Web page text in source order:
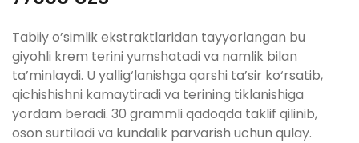
Tabiiy o’simlik ekstraktlaridan tayyorlangan bu
giyohli krem terini yumshatadi va namlik bilan
ta’minlaydi. U yallig‘lanishga qarshi ta’sir ko‘rsatib,
qichishishni kamaytiradi va terining tiklanishiga
yordam beradi. 30 grammli qadoqda taklif qilinib,
oson surtiladi va kundalik parvarish uchun qulay.